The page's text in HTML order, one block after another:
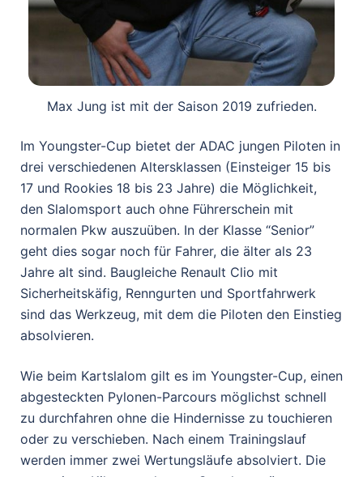
Max Jung ist mit der Saison 2019 zufrieden.
Im Youngster-Cup bietet der ADAC jungen Piloten in
drei verschiedenen Altersklassen (Einsteiger 15 bis
17 und Rookies 18 bis 23 Jahre) die Möglichkeit,
den Slalomsport auch ohne Führerschein mit
normalen Pkw auszuüben. In der Klasse “Senior”
geht dies sogar noch für Fahrer, die älter als 23
Jahre alt sind. Baugleiche Renault Clio mit
Sicherheitskäfig, Renngurten und Sportfahrwerk
sind das Werkzeug, mit dem die Piloten den Einstieg
absolvieren.
Wie beim Kartslalom gilt es im Youngster-Cup, einen
abgesteckten Pylonen-Parcours möglichst schnell
zu durchfahren ohne die Hindernisse zu touchieren
oder zu verschieben. Nach einem Trainingslauf
werden immer zwei Wertungsläufe absolviert. Die